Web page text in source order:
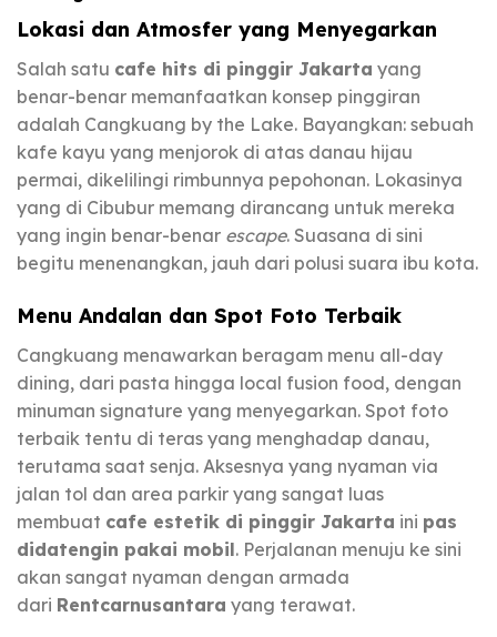
Lokasi dan Atmosfer yang Menyegarkan
Salah satu cafe hits di pinggir Jakarta yang
benar-benar memanfaatkan konsep pinggiran
adalah Cangkuang by the Lake. Bayangkan: sebuah
kafe kayu yang menjorok di atas danau hijau
permai, dikelilingi rimbunnya pepohonan. Lokasinya
yang di Cibubur memang dirancang untuk mereka
yang ingin benar-benar escape. Suasana di sini
begitu menenangkan, jauh dari polusi suara ibu kota.
Menu Andalan dan Spot Foto Terbaik
Cangkuang menawarkan beragam menu all-day
dining, dari pasta hingga local fusion food, dengan
minuman signature yang menyegarkan. Spot foto
terbaik tentu di teras yang menghadap danau,
terutama saat senja. Aksesnya yang nyaman via
jalan tol dan area parkir yang sangat luas
membuat cafe estetik di pinggir Jakarta ini pas
didatengin pakai mobil. Perjalanan menuju ke sini
akan sangat nyaman dengan armada
dari Rentcarnusantara yang terawat.